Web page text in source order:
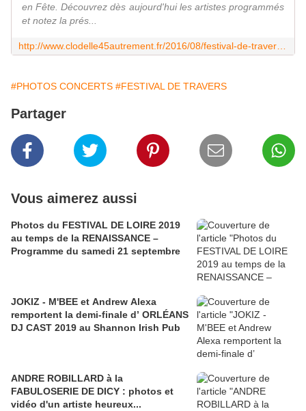
en Fête. Découvrez dès aujourd'hui les artistes programmés
et notez la prés...
#PHOTOS CONCERTS #FESTIVAL DE TRAVERS
Partager
Vous aimerez aussi
Photos du FESTIVAL DE LOIRE 2019
au temps de la RENAISSANCE –
Programme du samedi 21 septembre
JOKIZ - M'BEE et Andrew Alexa
remportent la demi-finale d’ ORLÉANS
DJ CAST 2019 au Shannon Irish Pub
ANDRE ROBILLARD à la
FABULOSERIE DE DICY : photos et
vidéo d'un artiste heureux...